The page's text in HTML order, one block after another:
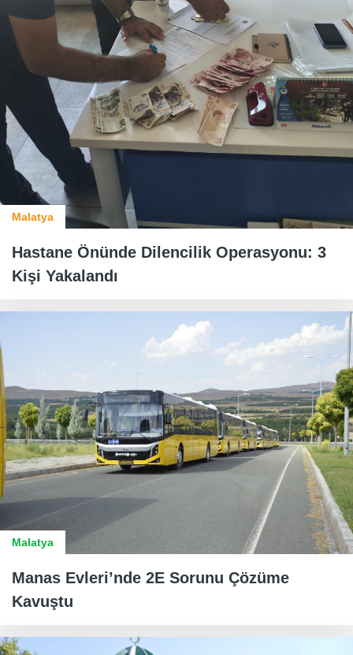
Malatya
Hastane Önünde Dilencilik Operasyonu: 3
Kişi Yakalandı
Malatya
Manas Evleri’nde 2E Sorunu Çözüme
Kavuştu